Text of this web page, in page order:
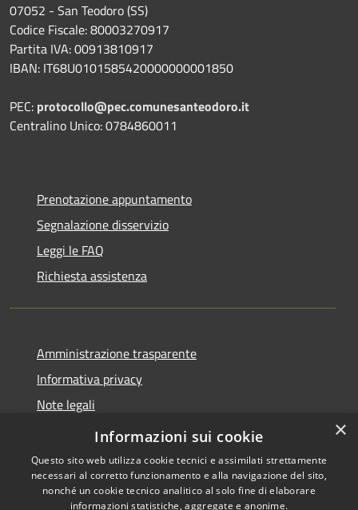
07052 - San Teodoro (SS)
Codice Fiscale: 80003270917
Partita IVA: 00913810917
IBAN: IT68U0101585420000000001850
PEC: protocollo@pec.comunesanteodoro.it
Centralino Unico: 0784860011
Prenotazione appuntamento
Segnalazione disservizio
Leggi le FAQ
Richiesta assistenza
Amministrazione trasparente
Informativa privacy
Note legali
Dichiarazione di accessibilità
×
Informazioni sui cookie
Questo sito web utilizza cookie tecnici e assimilati strettamente
necessari al corretto funzionamento e alla navigazione del sito,
nonché un cookie tecnico analitico al solo fine di elaborare
informazioni statistiche, aggregate e anonime.